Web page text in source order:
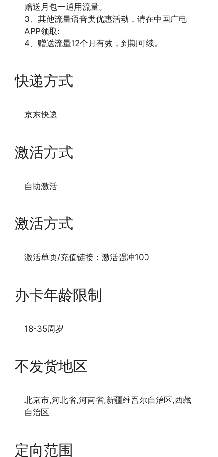
赠送月包一通用流量。
3、其他流量语音类优惠活动，请在中国广电
APP领取:
4、赠送流量12个月有效，到期可续。
快递方式
京东快递
激活方式
自助激活
激活方式
激活单页/充值链接：激活强冲100
办卡年龄限制
18-35周岁
不发货地区
北京市,河北省,河南省,新疆维吾尔自治区,西藏
自治区
定向范围